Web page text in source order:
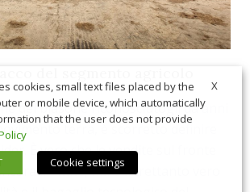
del blasone riconosciutogli da anni
terra, è scorretto definire
È vero che le vendite sul fronte
limitate, ma è altrettanto vero
X
cookies, small text files placed by the
or mobile device, which automatically
that the user does not provide
Cookie settings